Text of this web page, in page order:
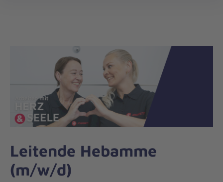
zum
Leben
Leitende Hebamme
(m/w/d)